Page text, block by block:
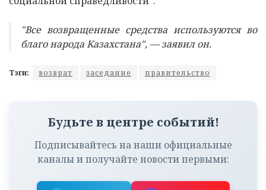
"Все возвращенные средства используются во
благо народа Казахстана", — заявил он.
Тэги: возврат заседание правительство
Будьте в центре событий!
Подписывайтесь на наши официальные
каналы и получайте новости первыми: